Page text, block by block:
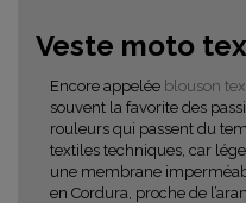
Veste moto
Encore appelée blouson
souvent la favorite des
rouleurs qui passent du
textiles techniques, car
une membrane
en Cordura, proche de